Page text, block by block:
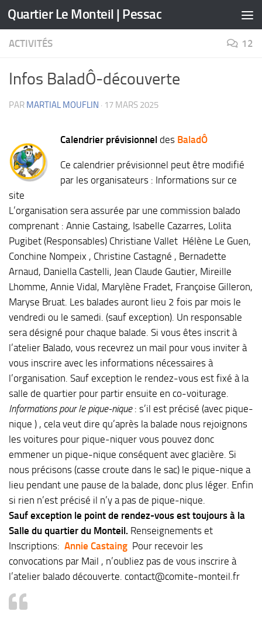
Skip to content
Quartier Le Monteil | Pessac
ACTIVITÉS 12
Infos BaladÔ-découverte
PAR MARTIAL MOUFLIN · 17 MARS 2025
Calendrier prévisionnel des BaladÔ
Ce calendrier prévisionnel peut être modifié
par les organisateurs : Informations sur ce
site
L’organisation sera assurée par une commission balado
comprenant : Annie Castaing, Isabelle Cazarres, Lolita
Pugibet (Responsables) Christiane Vallet Hélène Le Guen,
Conchine Nompeix , Christine Castagné , Bernadette
Arnaud, Daniella Castelli, Jean Claude Gautier, Mireille
Lhomme, Annie Vidal, Marylène Fradet, Françoise Gilleron,
Maryse Bruat. Les balades auront lieu 2 fois par mois le
vendredi ou le samedi. (sauf exception). Un responsable
sera désigné pour chaque balade. Si vous êtes inscrit à
l’atelier Balado, vous recevrez un mail pour vous inviter à
vous inscrire avec les informations nécessaires à
l’organisation. Sauf exception le rendez-vous est fixé à la
salle de quartier pour partir ensuite en co-voiturage.
Informations pour le pique-nique: s’il est précisé (avec pique-
nique ) , cela veut dire qu’après la balade nous rejoignons
les voitures pour pique-niquer vous pouvez donc
emmener un pique-nique conséquent avec glacière. Si
nous précisons (casse croute dans le sac) le pique-nique a
lieu pendant une pause de la balade, donc plus léger. Enfin
si rien n’est précisé il n’y a pas de pique-nique.
Sauf exception le point de rendez-vous est toujours à la
Salle du quartier du Monteil. Renseignements et
Inscriptions: Annie Castaing Pour recevoir les
convocations par Mail , n’oubliez pas de vous inscrire à
l’atelier balado découverte. contact@comite-monteil.fr